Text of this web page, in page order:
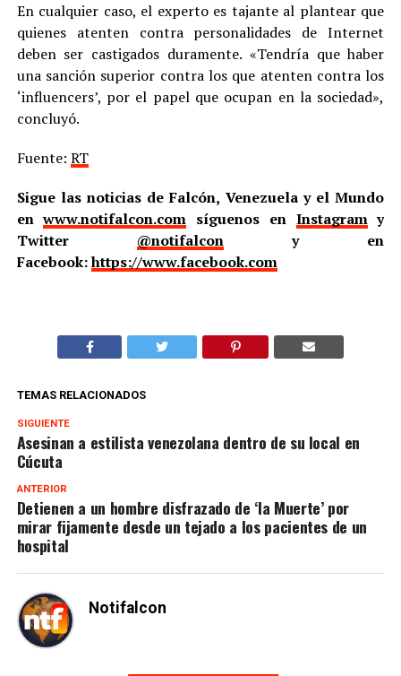
En cualquier caso, el experto es tajante al plantear que
quienes atenten contra personalidades de Internet
deben ser castigados duramente. «Tendría que haber
una sanción superior contra los que atenten contra los
‘influencers’, por el papel que ocupan en la sociedad»,
concluyó.
Fuente: RT
Sigue las noticias de Falcón, Venezuela y el Mundo
enwww.notifalcon.com síguenos en Instagramy
Twitter @notifalcony en
Facebook:https://www.facebook.com
TEMAS RELACIONADOS
SIGUIENTE
Asesinan a estilista venezolana dentro de su local en
Cúcuta
ANTERIOR
Detienen a un hombre disfrazado de ‘la Muerte’ por
mirar fijamente desde un tejado a los pacientes de un
hospital
Notifalcon